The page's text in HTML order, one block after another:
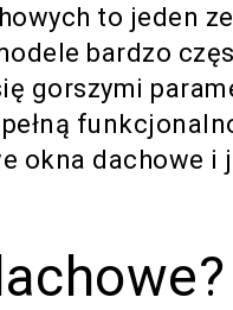
to jeden
bardzo
gorszymi
okna dachowe